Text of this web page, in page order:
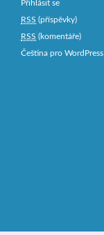
Přihlásit se
RSS (příspěvky)
RSS (komentáře)
Čeština pro WordPress